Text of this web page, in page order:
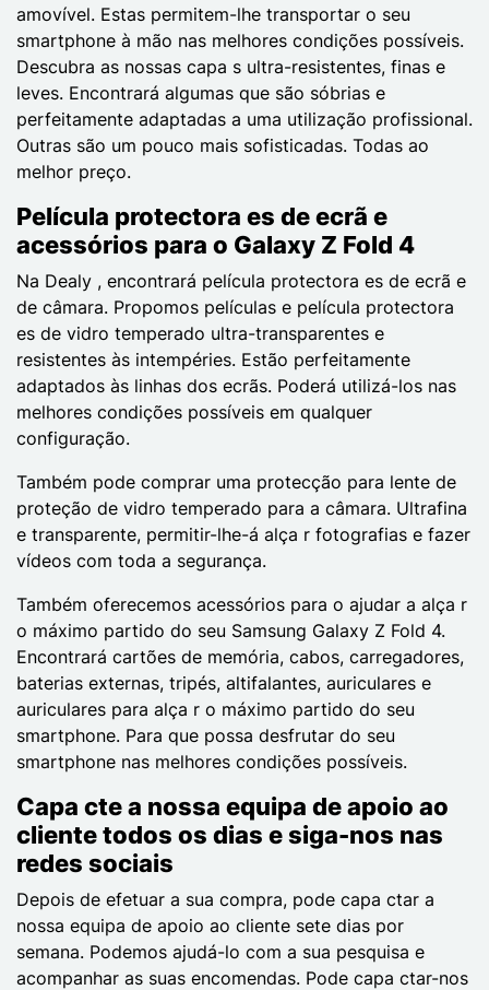
amovível. Estas permitem-lhe transportar o seu
smartphone à mão nas melhores condições possíveis.
Descubra as nossas capa s ultra-resistentes, finas e
leves. Encontrará algumas que são sóbrias e
perfeitamente adaptadas a uma utilização profissional.
Outras são um pouco mais sofisticadas. Todas ao
melhor preço.
Película protectora es de ecrã e
acessórios para o Galaxy Z Fold 4
Na Dealy , encontrará película protectora es de ecrã e
de câmara. Propomos películas e película protectora
es de vidro temperado ultra-transparentes e
resistentes às intempéries. Estão perfeitamente
adaptados às linhas dos ecrãs. Poderá utilizá-los nas
melhores condições possíveis em qualquer
configuração.
Também pode comprar uma protecção para lente de
proteção de vidro temperado para a câmara. Ultrafina
e transparente, permitir-lhe-á alça r fotografias e fazer
vídeos com toda a segurança.
Também oferecemos acessórios para o ajudar a alça r
o máximo partido do seu Samsung Galaxy Z Fold 4.
Encontrará cartões de memória, cabos, carregadores,
baterias externas, tripés, altifalantes, auriculares e
auriculares para alça r o máximo partido do seu
smartphone. Para que possa desfrutar do seu
smartphone nas melhores condições possíveis.
Capa cte a nossa equipa de apoio ao
cliente todos os dias e siga-nos nas
redes sociais
Depois de efetuar a sua compra, pode capa ctar a
nossa equipa de apoio ao cliente sete dias por
semana. Podemos ajudá-lo com a sua pesquisa e
acompanhar as suas encomendas. Pode capa ctar-nos